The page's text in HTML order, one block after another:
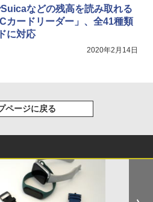
などの残高を読み取れる
カードリーダー」、全41種類
に対応
2020年2月14日
ページに戻る